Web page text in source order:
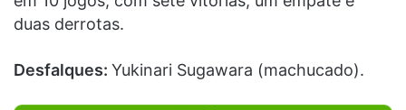
duas derrotas.
Desfalques: Yukinari Sugawara (machucado).